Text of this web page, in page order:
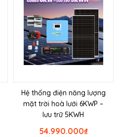
Hệ thống điện năng lượng
mặt trời hoà lưới 6KWP –
lưu trữ 5KWH
₫
54.990.000